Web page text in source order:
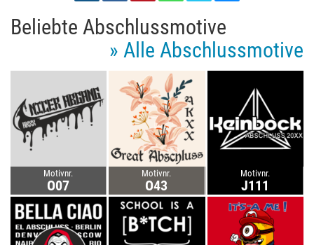
Beliebte Abschlussmotive
» Alle Abschlussmotive
Motivnr.
O07
Motivnr.
O43
Motivnr.
J111